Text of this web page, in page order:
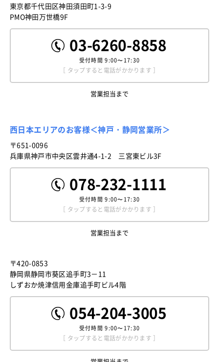
東京都千代田区神田須田町1-3-9
PMO神田万世橋9F
03-6260-8858
受付時間9:00〜17:30
［ タップすると電話がかかります ］
営業担当まで
西日本エリアのお客様＜神戸・静岡営業所＞
〒651-0096
兵庫県神戸市中央区雲井通4-1-2 三宮東ビル3F
078-232-1111
受付時間9:00〜17:30
［ タップすると電話がかかります ］
営業担当まで
〒420-0853
静岡県静岡市葵区追手町3－11
しずおか焼津信用金庫追手町ビル4階
054-204-3005
受付時間9:00〜17:30
［ タップすると電話がかかります ］